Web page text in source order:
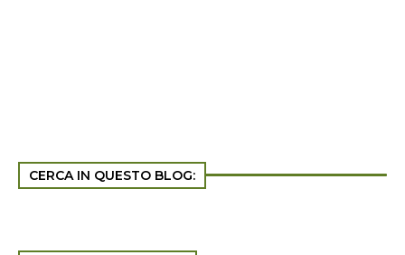
CERCA IN QUESTO BLOG: